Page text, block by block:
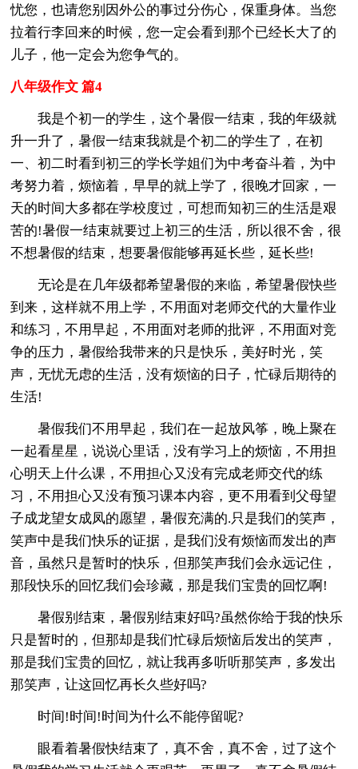
忧您，也请您别因外公的事过分伤心，保重身体。当您
拉着行李回来的时候，您一定会看到那个已经长大了的
儿子，他一定会为您争气的。
八年级作文 篇4
我是个初一的学生，这个暑假一结束，我的年级就
升一升了，暑假一结束我就是个初二的学生了，在初
一、初二时看到初三的学长学姐们为中考奋斗着，为中
考努力着，烦恼着，早早的就上学了，很晚才回家，一
天的时间大多都在学校度过，可想而知初三的生活是艰
苦的!暑假一结束就要过上初三的生活，所以很不舍，很
不想暑假的结束，想要暑假能够再延长些，延长些!
无论是在几年级都希望暑假的来临，希望暑假快些
到来，这样就不用上学，不用面对老师交代的大量作业
和练习，不用早起，不用面对老师的批评，不用面对竞
争的压力，暑假给我带来的只是快乐，美好时光，笑
声，无忧无虑的生活，没有烦恼的日子，忙碌后期待的
生活!
暑假我们不用早起，我们在一起放风筝，晚上聚在
一起看星星，说说心里话，没有学习上的烦恼，不用担
心明天上什么课，不用担心又没有完成老师交代的练
习，不用担心又没有预习课本内容，更不用看到父母望
子成龙望女成凤的愿望，暑假充满的.只是我们的笑声，
笑声中是我们快乐的证据，是我们没有烦恼而发出的声
音，虽然只是暂时的快乐，但那笑声我们会永远记住，
那段快乐的回忆我们会珍藏，那是我们宝贵的回忆啊!
暑假别结束，暑假别结束好吗?虽然你给于我的快乐
只是暂时的，但那却是我们忙碌后烦恼后发出的笑声，
那是我们宝贵的回忆，就让我再多听听那笑声，多发出
那笑声，让这回忆再长久些好吗?
时间!时间!时间为什么不能停留呢?
眼看着暑假快结束了，真不舍，真不舍，过了这个